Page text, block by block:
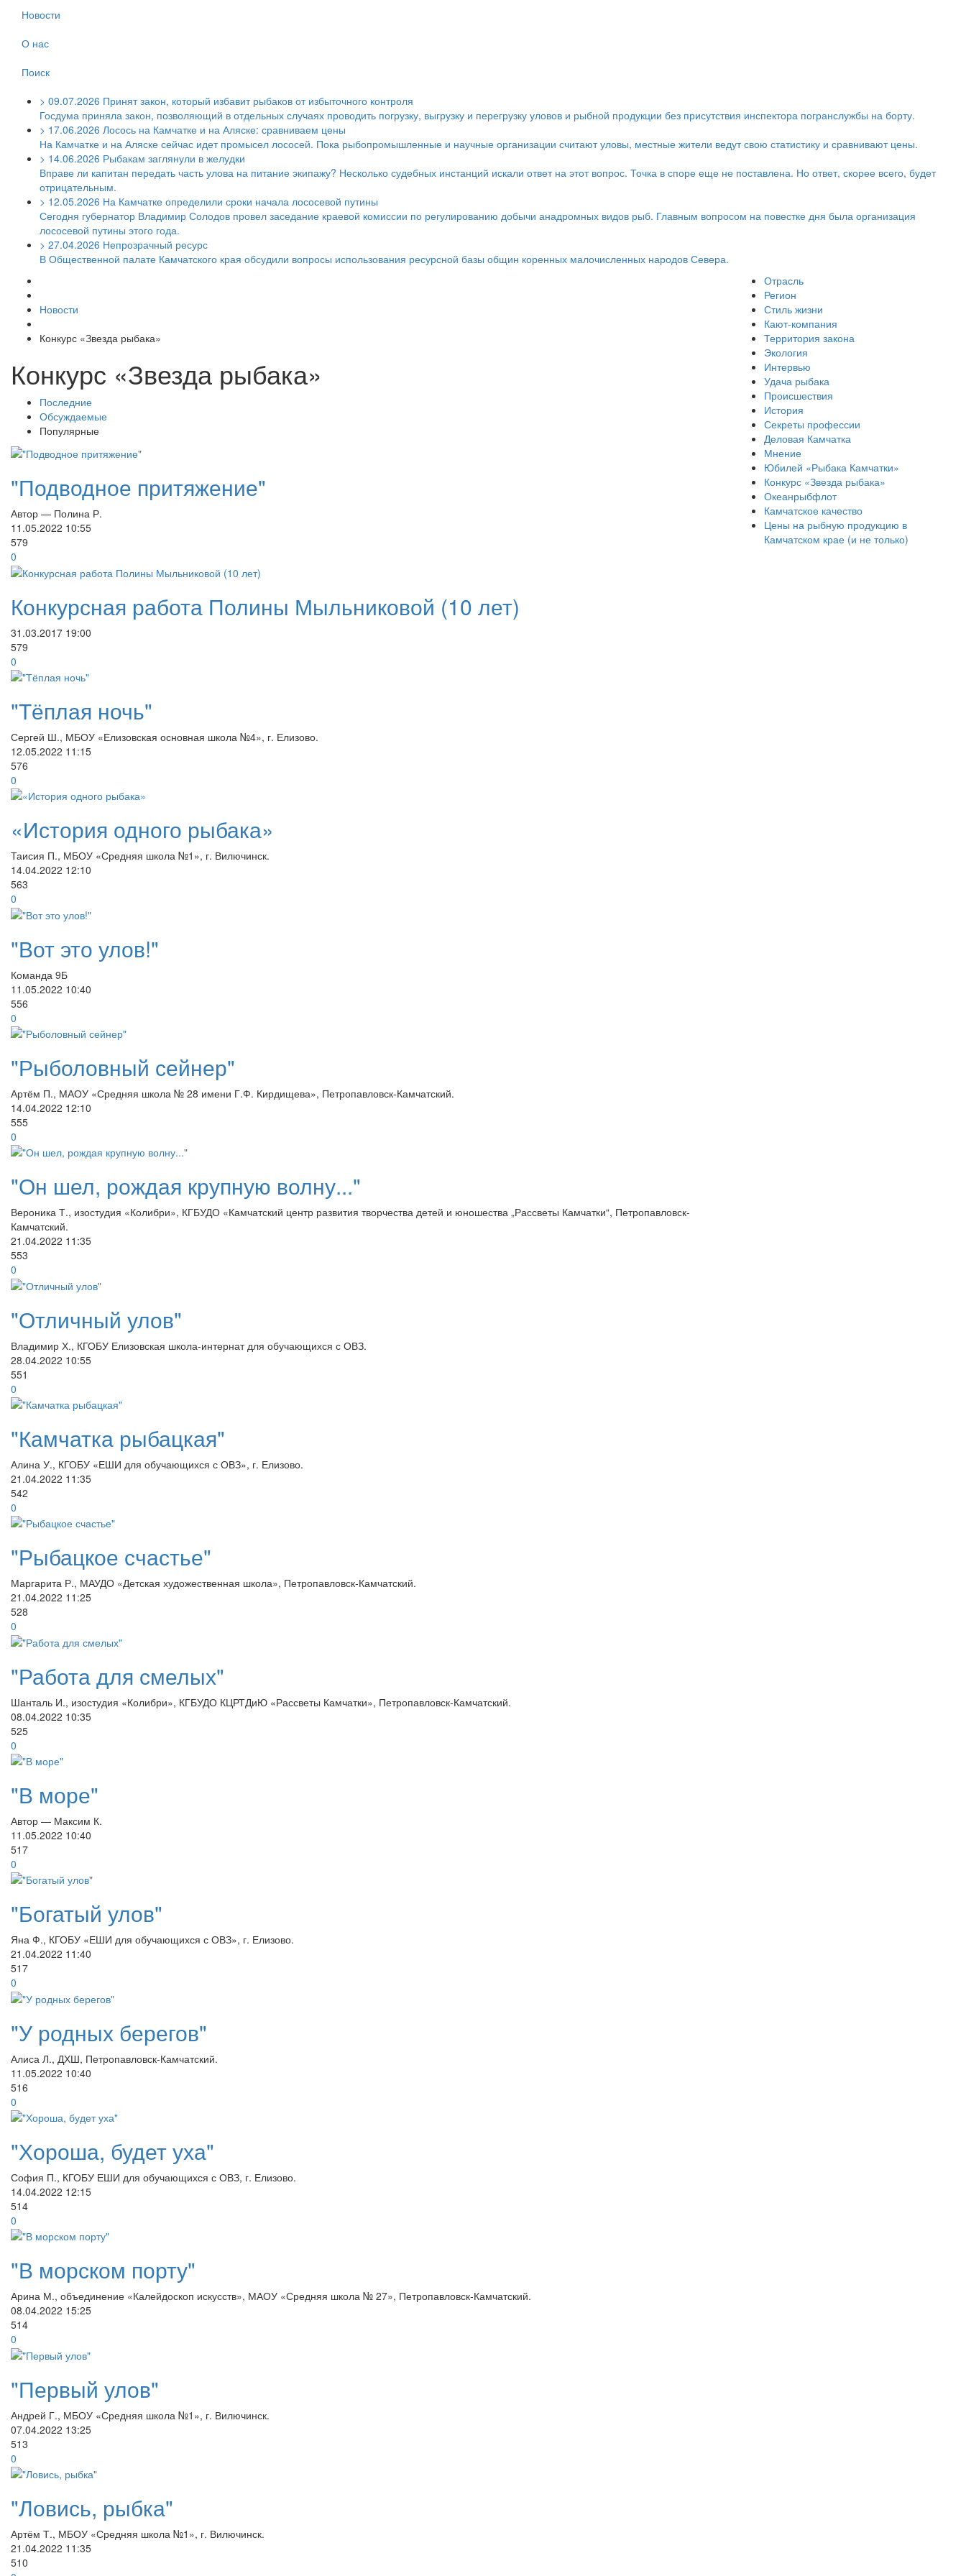
Новости
О нас
Поиск
> 09.07.2026 Принят закон, который избавит рыбаков от избыточного контроля
Госдума приняла закон, позволяющий в отдельных случаях проводить погрузку, выгрузку и перегрузку уловов и рыбной продукции без присутствия инспектора погранслужбы на борту.
> 17.06.2026 Лосось на Камчатке и на Аляске: сравниваем цены
На Камчатке и на Аляске сейчас идет промысел лососей. Пока рыбопромышленные и научные организации считают уловы, местные жители ведут свою статистику и сравнивают цены.
> 14.06.2026 Рыбакам заглянули в желудки
Вправе ли капитан передать часть улова на питание экипажу? Несколько судебных инстанций искали ответ на этот вопрос. Точка в споре еще не поставлена. Но ответ, скорее всего, будет
отрицательным.
> 12.05.2026 На Камчатке определили сроки начала лососевой путины
Сегодня губернатор Владимир Солодов провел заседание краевой комиссии по регулированию добычи анадромных видов рыб. Главным вопросом на повестке дня была организация
лососевой путины этого года.
> 27.04.2026 Непрозрачный ресурс
В Общественной палате Камчатского края обсудили вопросы использования ресурсной базы общин коренных малочисленных народов Севера.
Новости
Конкурс «Звезда рыбака»
Конкурс «Звезда рыбака»
Последние
Обсуждаемые
Популярные
"Подводное притяжение"
Автор — Полина Р.
11.05.2022 10:55
579
0
Конкурсная работа Полины Мыльниковой (10 лет)
31.03.2017 19:00
579
0
"Тёплая ночь"
Сергей Ш., МБОУ «Елизовская основная школа №4», г. Елизово.
12.05.2022 11:15
576
0
«История одного рыбака»
Таисия П., МБОУ «Средняя школа №1», г. Вилючинск.
14.04.2022 12:10
563
0
"Вот это улов!"
Команда 9Б
11.05.2022 10:40
556
0
"Рыболовный сейнер"
Артём П., МАОУ «Средняя школа № 28 имени Г.Ф. Кирдищева», Петропавловск-Камчатский.
14.04.2022 12:10
555
0
"Он шел, рождая крупную волну..."
Вероника Т., изостудия «Колибри», КГБУДО «Камчатский центр развития творчества детей и юношества „Рассветы Камчатки“, Петропавловск-
Камчатский.
21.04.2022 11:35
553
0
"Отличный улов"
Владимир Х., КГОБУ Елизовская школа-интернат для обучающихся с ОВЗ.
28.04.2022 10:55
551
0
"Камчатка рыбацкая"
Алина У., КГОБУ «ЕШИ для обучающихся с ОВЗ», г. Елизово.
21.04.2022 11:35
542
0
"Рыбацкое счастье"
Маргарита Р., МАУДО «Детская художественная школа», Петропавловск-Камчатский.
21.04.2022 11:25
528
0
"Работа для смелых"
Шанталь И., изостудия «Колибри», КГБУДО КЦРТДиЮ «Рассветы Камчатки», Петропавловск-Камчатский.
08.04.2022 10:35
525
0
"В море"
Автор — Максим К.
11.05.2022 10:40
517
0
"Богатый улов"
Яна Ф., КГОБУ «ЕШИ для обучающихся с ОВЗ», г. Елизово.
21.04.2022 11:40
517
0
"У родных берегов"
​Алиса Л., ДХШ, Петропавловск-Камчатский.
11.05.2022 10:40
516
0
"Хороша, будет уха"
София П., КГОБУ ЕШИ для обучающихся с ОВЗ, г. Елизово.
14.04.2022 12:15
514
0
"В морском порту"
Арина М., объединение «Калейдоскоп искусств», МАОУ «Средняя школа № 27», Петропавловск-Камчатский.
08.04.2022 15:25
514
0
"Первый улов"
Андрей Г., МБОУ «Средняя школа №1», г. Вилючинск.
07.04.2022 13:25
513
0
"Ловись, рыбка"
Артём Т., МБОУ «Средняя школа №1», г. Вилючинск.
21.04.2022 11:35
510
Отрасль
Регион
Стиль жизни
Кают-компания
Территория закона
Экология
Интервью
Удача рыбака
Происшествия
История
Секреты профессии
Деловая Камчатка
Мнение
Юбилей «Рыбака Камчатки»
Конкурс «Звезда рыбака»
Океанрыбфлот
Камчатское качество
Цены на рыбную продукцию в
Камчатском крае (и не только)